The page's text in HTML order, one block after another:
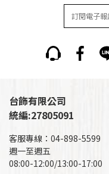
台飾有限公司
統編:27805091
客服專線：04-898-5599
週一至週五
08:00-12:00/13:00-17:00